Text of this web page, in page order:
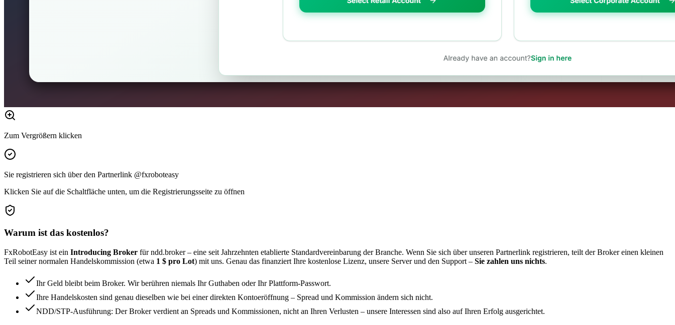
Zum Vergrößern klicken
Sie registrieren sich über den Partnerlink @fxroboteasy
Klicken Sie auf die Schaltfläche unten, um die Registrierungsseite zu öffnen
Warum ist das kostenlos?
FxRobotEasy ist ein Introducing Broker für ndd.broker – eine seit Jahrzehnten etablierte Standardvereinbarung der Branche. Wenn Sie sich über unseren Partnerlink registrieren, teilt der Broker einen kleinen
Teil seiner normalen Handelskommission (etwa 1 $ pro Lot) mit uns. Genau das finanziert Ihre kostenlose Lizenz, unsere Server und den Support – Sie zahlen uns nichts.
Ihr Geld bleibt beim Broker. Wir berühren niemals Ihr Guthaben oder Ihr Plattform-Passwort.
Ihre Handelskosten sind genau dieselben wie bei einer direkten Kontoeröffnung – Spread und Kommission ändern sich nicht.
NDD/STP-Ausführung: Der Broker verdient an Spreads und Kommissionen, nicht an Ihren Verlusten – unsere Interessen sind also auf Ihren Erfolg ausgerichtet.